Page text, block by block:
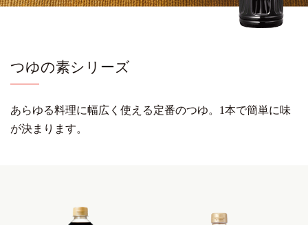
つゆの素シリーズ
あらゆる料理に幅広く使える定番のつゆ。 1本で簡単に味
が決まります。